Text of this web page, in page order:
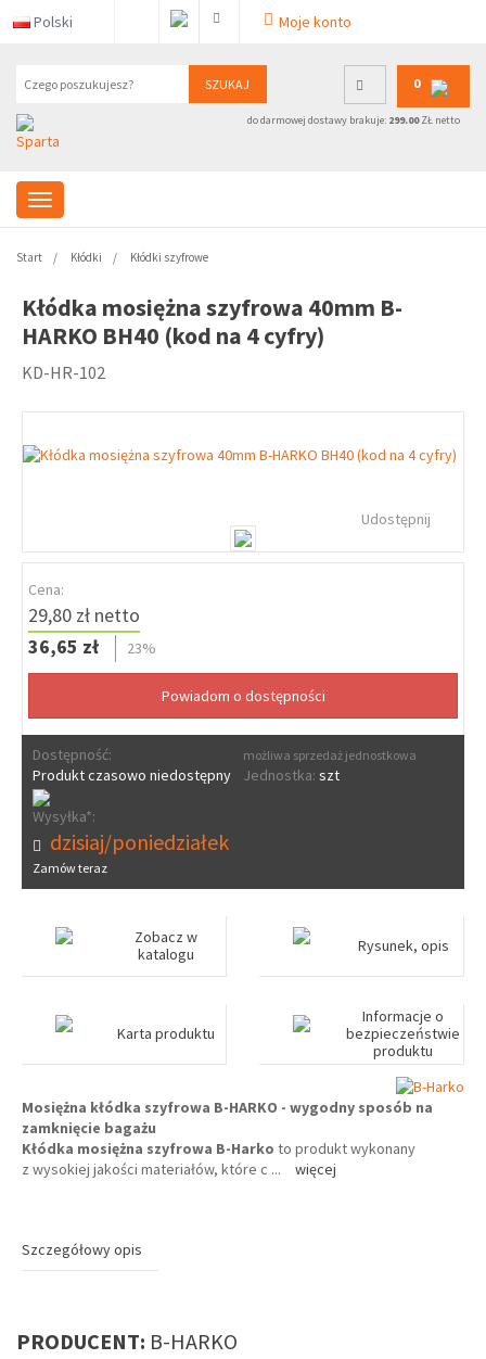
Polski Moje konto
SZUKAJ 0
do darmowej dostawy brakuje: 299.00ZŁ netto
Start Kłódki Kłódki szyfrowe
Kłódka mosiężna szyfrowa 40mm B-
HARKO BH40 (kod na 4 cyfry)
KD-HR-102
Udostępnij
Cena:
29,80 zł netto
36,65 zł
23%
Dostępność:
Produkt czasowo niedostępny
możliwa sprzedaż jednostkowa
Jednostka: szt
Wysyłka*:
dzisiaj/poniedziałek
Zamów teraz
Zobacz w
katalogu
Rysunek, opis
Karta produktu
Informacje o
bezpieczeństwie
produktu
Mosiężna kłódka szyfrowa B-HARKO - wygodny sposób na
zamknięcie bagażu
Kłódka mosiężna szyfrowa B-Harko to produkt wykonany
z wysokiej jakości materiałów, które c ... więcej
Szczegółowy opis
PRODUCENT: B-HARKO